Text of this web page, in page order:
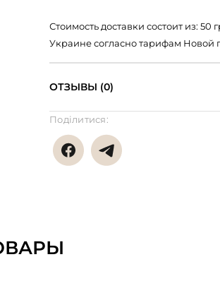
Стоимость доставки состоит из:
Украине согласно тарифам Новой
ОТЗЫВЫ (0)
Поділитися: